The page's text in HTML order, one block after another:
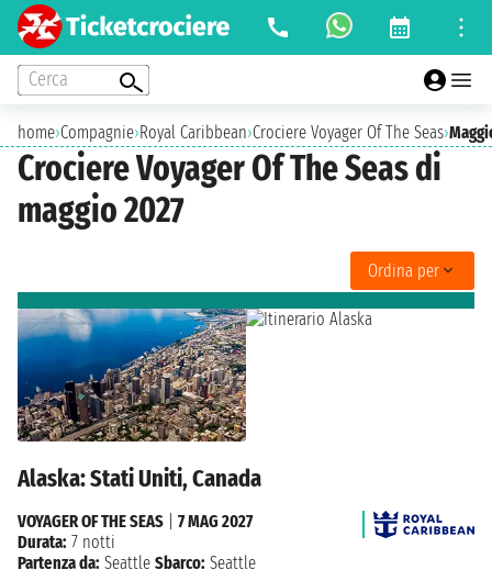
Cerca
home›Compagnie›Royal Caribbean›Crociere Voyager Of The Seas›
Crociere Voyager Of The Seas di
maggio 2027
Ordina per
Alaska: Stati Uniti, Canada
VOYAGER OF THE SEAS
7 MAG 2027
Durata: 7 notti
Partenza da: Seattle Sbarco: Seattle